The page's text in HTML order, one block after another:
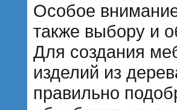
Особое
также выбору и
Для создания
изделий из
правильно